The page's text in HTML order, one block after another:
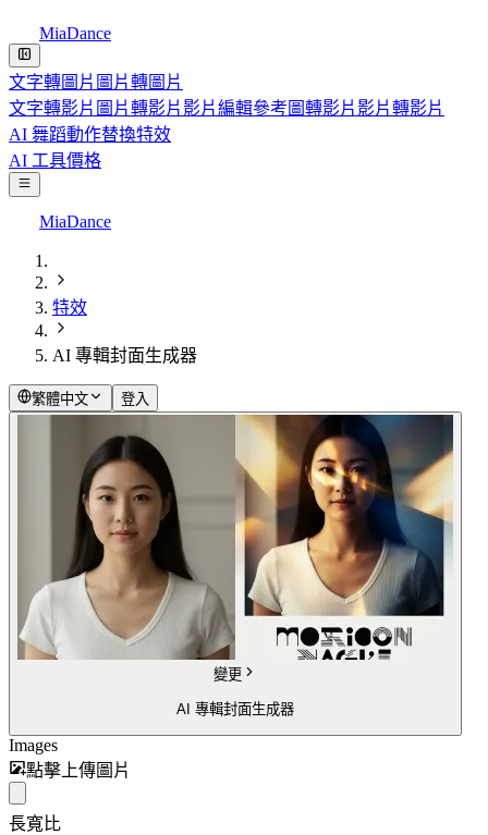
MiaDance
文字轉圖片 圖片轉圖片
文字轉影片 圖片轉影片 影片編輯參考圖轉影片 影片轉影片
AI 舞蹈動作替換特效
AI 工具價格
MiaDance
特效
AI 專輯封面生成器
繁體中文 登入
變更
AI 專輯封面生成器
Images
點擊上傳圖片
長寬比